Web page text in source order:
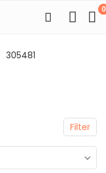
0
305481
Filter